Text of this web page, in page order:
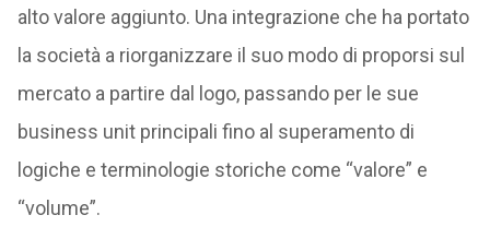
alto valore aggiunto. Una integrazione che ha portato
la società a riorganizzare il suo modo di proporsi sul
mercato a partire dal logo, passando per le sue
business unit principali fino al superamento di
logiche e terminologie storiche come “valore” e
“volume”.